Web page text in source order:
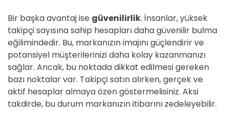
Bir başka avantaj ise güvenilirlik. İnsanlar, yüksek
takipçi sayısına sahip hesapları daha güvenilir bulma
eğilimindedir. Bu, markanızın imajını güçlendirir ve
potansiyel müşterilerinizi daha kolay kazanmanızı
sağlar. Ancak, bu noktada dikkat edilmesi gereken
bazı noktalar var. Takipçi satın alırken, gerçek ve
aktif hesaplar almaya özen göstermelisiniz. Aksi
takdirde, bu durum markanızın itibarını zedeleyebilir.